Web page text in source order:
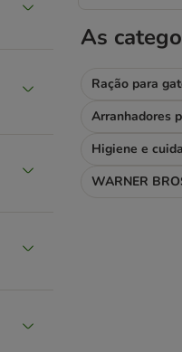
As
Ração para
Arranhadores
Higiene e
WARNER